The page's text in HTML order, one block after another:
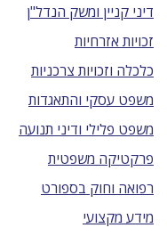
דיני קניין ומשק הנדל"ן
זכויות אזרחיות
כלכלה וזכויות צרכניות
משפט עסקי והתאגדות
משפט פלילי ודיני תנועה
פרקטיקה משפטית
רפואה וחוק בספורט
מידע מקצועי